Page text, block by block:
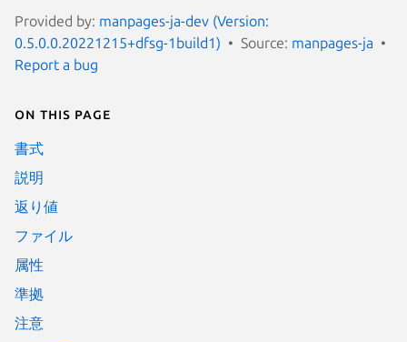
Provided by: manpages-ja-dev (Version:
0.5.0.0.20221215+dfsg-1build1)
Source: manpages-ja
Report a bug
On this page
書式
説明
返り値
ファイル
属性
準拠
注意